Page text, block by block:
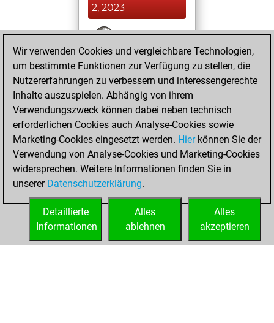
2, 2023
You won
against Fritz
Fritz
You achieved a
BeautyScore of 3
You achieved a
new Elo of 1623
Mittwoch, Januar
25, 2023
You created
your Fritz account
Wir verwenden Cookies und vergleichbare Technologien,
um bestimmte Funktionen zur Verfügung zu stellen, die
Nutzererfahrungen zu verbessern und interessengerechte
Inhalte auszuspielen. Abhängig von ihrem
Verwendungszweck können dabei neben technisch
erforderlichen Cookies auch Analyse-Cookies sowie
Marketing-Cookies eingesetzt werden. Hierkönnen Sie der
Verwendung von Analyse-Cookies und Marketing-Cookies
widersprechen. Weitere Informationen finden Sie in
unserer Datenschutzerklärung.
Alles
akzeptieren
Alles
ablehnen
Detaillierte
Informationen